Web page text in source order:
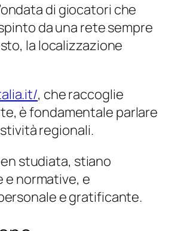
di giocatori che
da una rete sempre
la localizzazione
, che raccoglie
è fondamentale parlare
regionali.
studiata, stiano
e normative, e
e gratificante.